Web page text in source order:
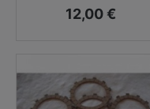
Prix
12,00 €